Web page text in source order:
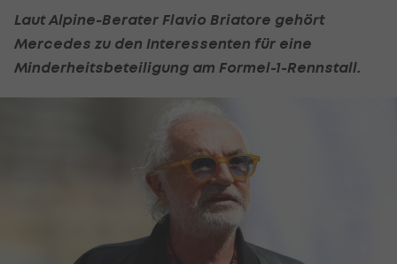
Laut Alpine-Berater Flavio Briatore gehört
Mercedes zu den Interessenten für eine
Minderheitsbeteiligung am Formel-1-Rennstall.